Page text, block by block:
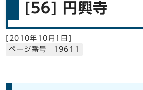
[56] 円興寺
[ 2010年10月1日 ]
ページ番号 19611